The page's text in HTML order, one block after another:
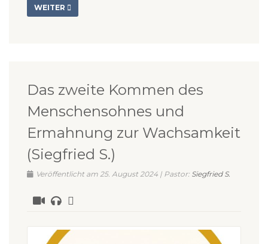
WEITER
Das zweite Kommen des
Menschensohnes und
Ermahnung zur Wachsamkeit
(Siegfried S.)
Veröffentlicht am 25. August 2024 | Pastor: Siegfried S.